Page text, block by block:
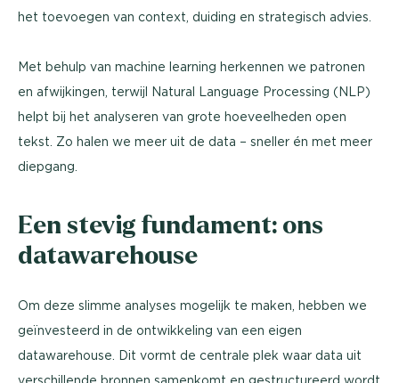
het toevoegen van context, duiding en strategisch advies.
Met behulp van machine learning herkennen we patronen
en afwijkingen, terwijl Natural Language Processing (NLP)
helpt bij het analyseren van grote hoeveelheden open
tekst. Zo halen we meer uit de data – sneller én met meer
diepgang.
Een stevig fundament: ons
datawarehouse
Om deze slimme analyses mogelijk te maken, hebben we
geïnvesteerd in de ontwikkeling van een eigen
datawarehouse. Dit vormt de centrale plek waar data uit
verschillende bronnen samenkomt en gestructureerd wordt